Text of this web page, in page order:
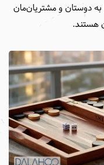
به دوستان و مشتریان‌مان
هستند.